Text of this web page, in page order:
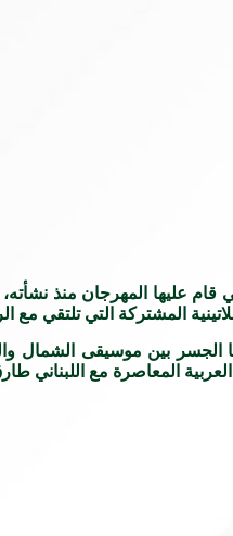
قام عليها المهرجان منذ
المشتركة التي تلتقي مع
بين موسيقى الشمال
المعاصرة مع اللبناني